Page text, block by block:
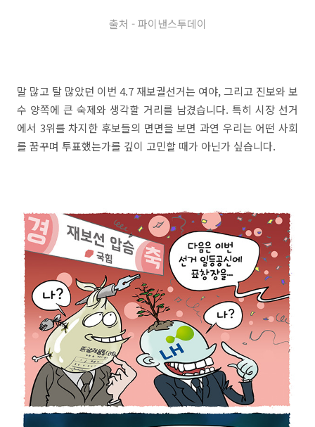
출처 - 파이낸스투데이
말 많고 탈 많았던 이번 4.7 재보궐선거는 여야, 그리고 진보와 보
수 양쪽에 큰 숙제와 생각할 거리를 남겼습니다. 특히 시장 선거
에서 3위를 차지한 후보들의 면면을 보면 과연 우리는 어떤 사회
를 꿈꾸며 투표했는가를 깊이 고민할 때가 아닌가 싶습니다.